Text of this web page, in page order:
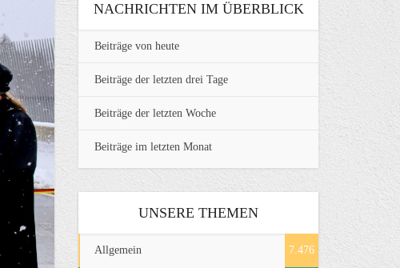
NACHRICHTEN IM ÜBERBLICK
Beiträge von heute
Beiträge der letzten drei Tage
Beiträge der letzten Woche
Beiträge im letzten Monat
UNSERE THEMEN
Allgemein 7.476